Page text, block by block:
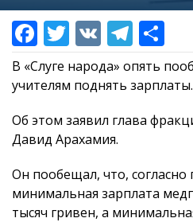
В «Слуге народа» опять
учителям поднять зарплаты.
Об этом заявил глава
Давид Арахамия.
Он пообещал, что, согласно
минимальная зарплата
тысяч гривен, а